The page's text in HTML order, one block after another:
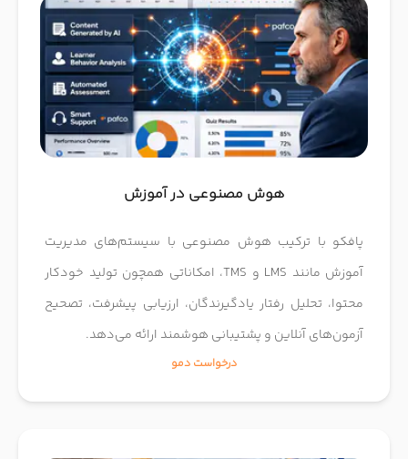
هوش مصنوعی در آموزش
پافکو با ترکیب هوش مصنوعی با سیستم‌های مدیریت
آموزش مانند LMS و TMS، امکاناتی همچون تولید خودکار
محتوا، تحلیل رفتار یادگیرندگان، ارزیابی پیشرفت، تصحیح
آزمون‌های آنلاین و پشتیبانی هوشمند ارائه می‌دهد.
درخواست دمو